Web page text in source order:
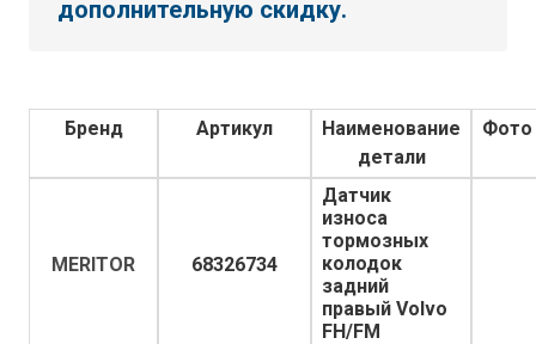
дополнительную скидку.
Бренд Артикул
Наименование
детали
Фото
MERITOR 68326734
Датчик
износа
тормозных
колодок
задний
правый Volvo
FH/FM